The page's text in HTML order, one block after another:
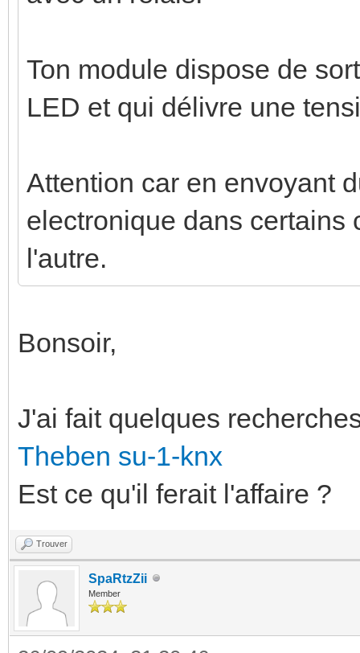
Ton module dispose de
LED et qui délivre une
Attention car en envoyant
electronique dans certains
l'autre.
Bonsoir,
J'ai fait quelques
Theben su-1-knx
Est ce qu'il ferait l'affaire ?
Trouver
SpaRtzZii
Member